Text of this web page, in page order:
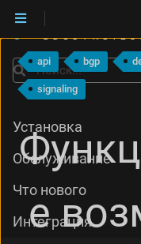
api bgp
signaling
е
Поиск
Установка
Обслуживание
Что нового
Интеграция